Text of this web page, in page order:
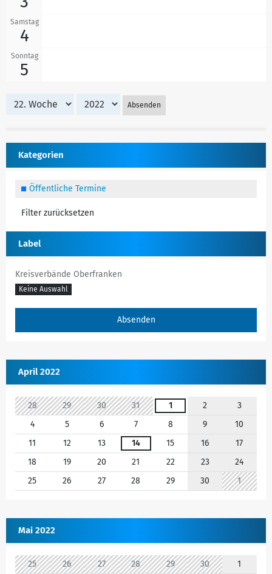
Samstag
4
Sonntag
5
Absenden
Kategorien
Öffentliche Termine
Filter zurücksetzen
Label
Kreisverbände Oberfranken
Keine Auswahl
April 2022
28 29 30 31 1 2
3
4
5 6 7 8 9
10
11
12 13 14 15 16
17
18
19 20 21 22 23
24
25
26 27 28 29 30 1
Mai 2022
25 26 27 28 29 30
1